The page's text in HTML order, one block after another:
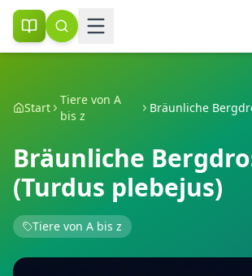
Start
Tiere von A
bis z
Bräunliche
(Turdus plebejus)
Tiere von A bis z